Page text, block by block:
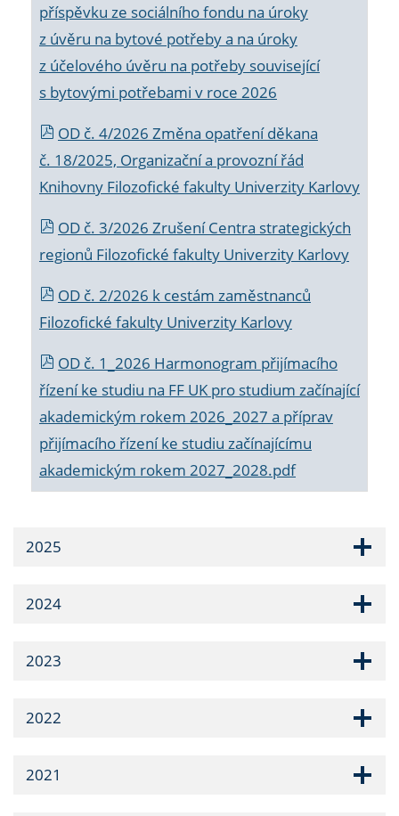
příspěvku ze sociálního fondu na úroky
z úvěru na bytové potřeby a na úroky
z účelového úvěru na potřeby související
s bytovými potřebami v roce 2026
OD č. 4/2026 Změna opatření děkana
č. 18/2025, Organizační a provozní řád
Knihovny Filozofické fakulty Univerzity Karlovy
OD č. 3/2026 Zrušení Centra strategických
regionů Filozofické fakulty Univerzity Karlovy
OD č. 2/2026 k cestám zaměstnanců
Filozofické fakulty Univerzity Karlovy
OD č. 1_2026 Harmonogram přijímacího
řízení ke studiu na FF UK pro studium začínající
akademickým rokem 2026_2027 a příprav
přijímacího řízení ke studiu začínajícímu
akademickým rokem 2027_2028.pdf
2025
2024
2023
2022
2021